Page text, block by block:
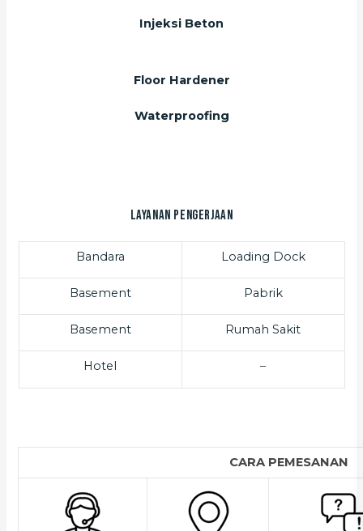
Injeksi Beton
Floor Hardener
Waterproofing
Layanan Pengerjaan
Bandara Loading Dock
Basement Pabrik
Basement Rumah Sakit
Hotel –
CARA PEMESANAN